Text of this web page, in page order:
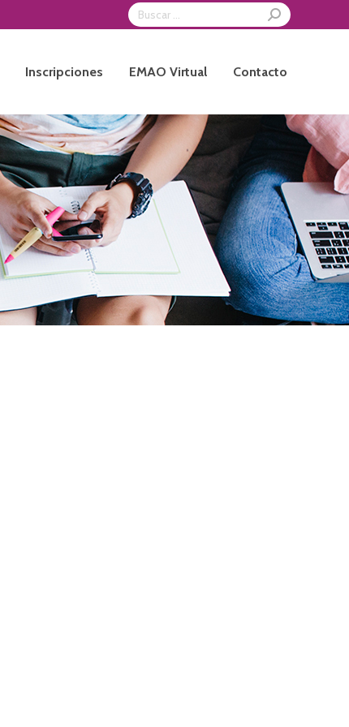
Search:
Inscripciones EMAO Virtual Contacto